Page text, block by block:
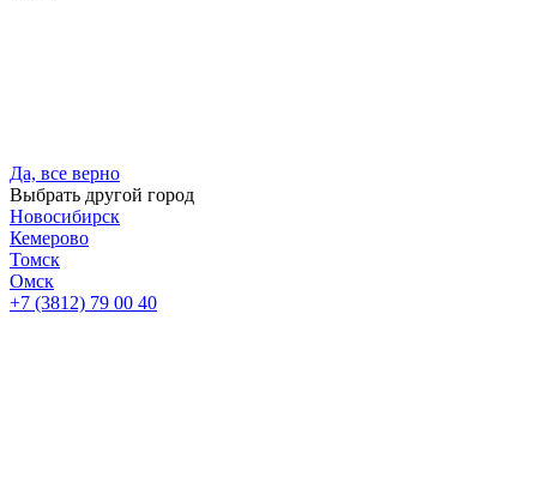
Да, все верно
Выбрать другой город
Новосибирск
Кемерово
Томск
Омск
+7 (3812) 79 00 40